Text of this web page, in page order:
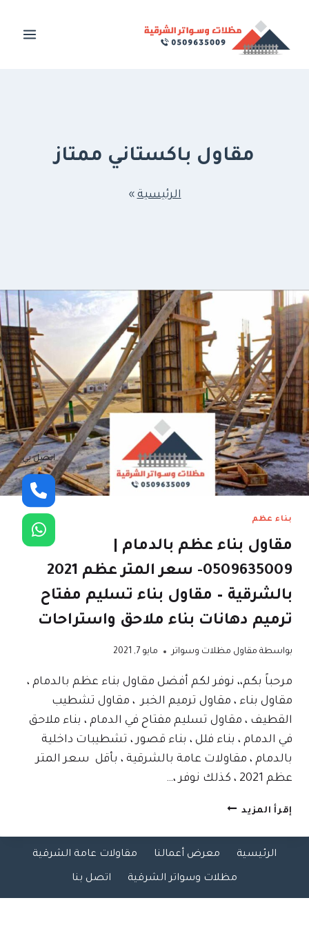
المحتوى
مقاول باكستاني ممتاز
الرئيسية »
بناء عظم
مقاول بناء عظم بالدمام |
0509635009- سعر المتر عظم 2021
بالشرقية – مقاول بناء تسليم مفتاح
ترميم دهانات بناء ملاحق واستراحات
بواسطة مقاول مظلات وسواتر مايو 7, 2021
مرحباً بكم،، نوفر لكم أفضل مقاول بناء عظم بالدمام ،
مقاول بناء ، مقاول ترميم الخبر ، مقاول تشطيب
القطيف ، مقاول تسليم مفتاح في الدمام ، بناء ملاحق
في الدمام ، بناء فلل ، بناء قصور ، تشطيبات داخلية
بالدمام ، مقاولات عامة بالشرقية ، بأقل سعر المتر
عظم 2021 ، كذلك نوفر ،…
إقرأ المزيد مقاول
عظم
بالدمامالرئيسية معرض أعمالنا مقاولات عامة الشرقية
مظلات وسواتر الشرقية اتصل بنا
اتصل بي